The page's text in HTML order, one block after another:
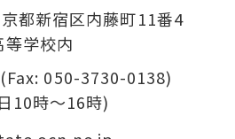
都新宿区内藤町11番4
学校内
(Fax: 050-3730-0138)
10時〜16時)